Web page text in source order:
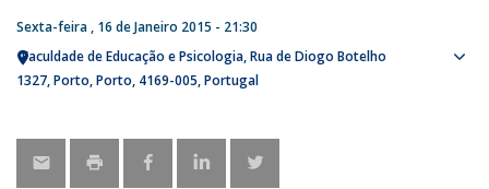
Sexta-feira , 16 de Janeiro 2015 - 21:30
Faculdade de Educação e Psicologia Rua de Diogo Botelho
1327 Porto Porto 4169-005 Portugal